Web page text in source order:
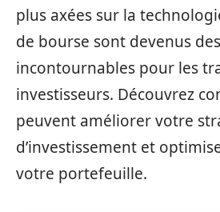
plus axées sur la
de bourse sont devenus
incontournables pour les
investisseurs. Découvrez
peuvent améliorer votre
d’investissement et
votre portefeuille.